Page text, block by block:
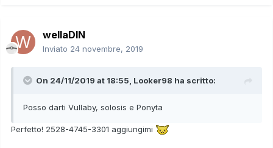
wellaDIN
Inviato 24 novembre, 2019
On 24/11/2019 at 18:55, Looker98 ha scritto:
Posso darti Vullaby, solosis e Ponyta
Perfetto! 2528-4745-3301 aggiungimi